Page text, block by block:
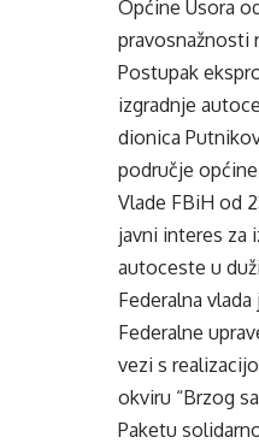
Općine Usora
pravosnažnosti
Postupak
izgradnje
dionica
područje
Vlade FBiH od
javni interes za
autoceste u
Federalna
Federalne
vezi s
okviru “Brzog
Paketu